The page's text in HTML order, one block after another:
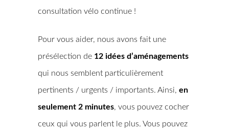
consultation vélo continue !
Pour vous aider, nous avons fait une
présélection de 12 idées d’aménagements
qui nous semblent particulièrement
pertinents / urgents / importants. Ainsi, en
seulement 2 minutes, vous pouvez cocher
ceux qui vous parlent le plus. Vous pouvez